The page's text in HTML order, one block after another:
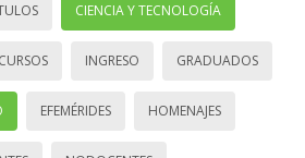
CIENCIA Y TECNOLOGÍA
CURSOS INGRESO GRADUADOS
EFEMÉRIDES HOMENAJES